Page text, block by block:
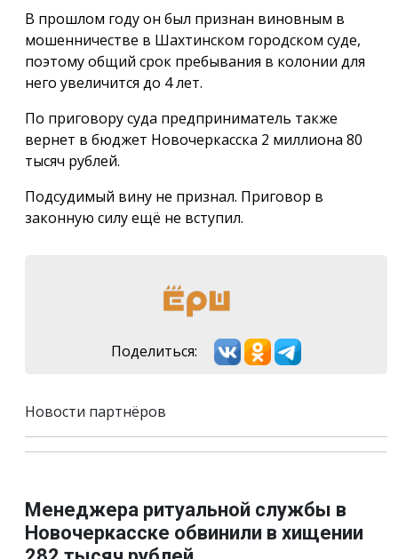
В прошлом году он был признан виновным в
мошенничестве в Шахтинском городском суде,
поэтому общий срок пребывания в колонии для
него увеличится до 4 лет.
По приговору суда предприниматель также
вернет в бюджет Новочеркасска 2 миллиона 80
тысяч рублей.
Подсудимый вину не признал. Приговор в
законную силу ещё не вступил.
Поделиться:
Новости партнёров
Менеджера ритуальной службы в
Новочеркасске обвинили в хищении